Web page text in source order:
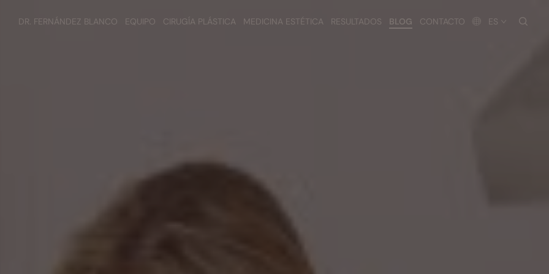
DR. FERNÁNDEZ BLANCO EQUIPO CIRUGÍA PLÁSTICA MEDICINA ESTÉTICA RESULTADOS BLOG CONTACTO ES